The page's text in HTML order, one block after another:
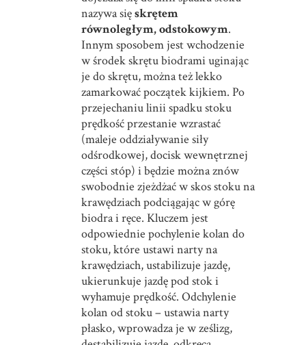
nazywa sięskrętem
równoległym, odstokowym.
Innym sposobem jest wchodzenie
w środek skrętu biodrami uginając
je do skrętu, można też lekko
zamarkować początek kijkiem. Po
przejechaniu linii spadku stoku
prędkość przestanie wzrastać
(maleje oddziaływanie siły
odśrodkowej, docisk wewnętrznej
części stóp) i będzie można znów
swobodnie zjeżdżać w skos stoku na
krawędziach podciągając w górę
biodra i ręce. Kluczem jest
odpowiednie pochylenie kolan do
stoku, które ustawi narty na
krawędziach, ustabilizuje jazdę,
ukierunkuje jazdę pod stok i
wyhamuje prędkość. Odchylenie
kolan od stoku – ustawia narty
płasko, wprowadza je w ześlizg,